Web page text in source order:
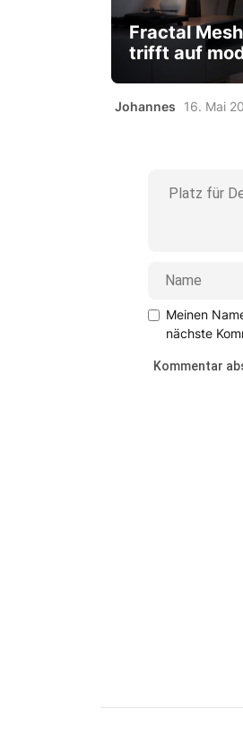
Fractal
trifft auf
Johannes 16. Mai
Meinen
nächste